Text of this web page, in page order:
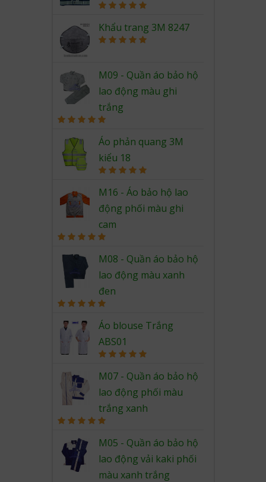
out of 5
Khẩu trang 3M 8247
M09 - Quần áo bảo hộ
lao động màu ghi
trắng
out of 5
Áo phản quang 3M
kiểu 18
out of 5
M16 - Áo bảo hộ lao
động phối màu ghi
cam
out of 5
M08 - Quần áo bảo hộ
lao động màu xanh
đen
out of 5
Áo blouse Trắng
ABS01
out of 5
M07 - Quần áo bảo hộ
lao động phối màu
trắng xanh
out of 5
M05 - Quần áo bảo hộ
lao động vải kaki phối
màu xanh trắng